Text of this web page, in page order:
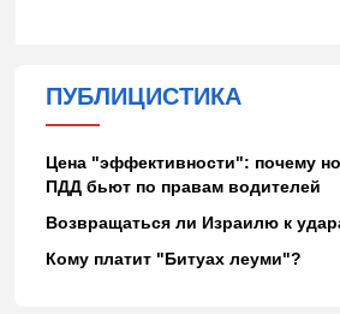
ПУБЛИЦИСТИКА
Цена "эффективности": почему
ПДД бьют по правам водителей
Возвращаться ли Израилю к
Кому платит "Битуах леуми"?